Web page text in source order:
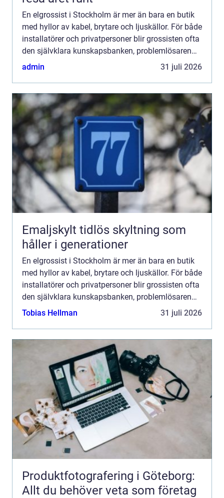
En elgrossist i Stockholm är mer än bara en butik
med hyllor av kabel, brytare och ljuskällor. För både
installatörer och privatpersoner blir grossisten ofta
den självklara kunskapsbanken, problemlösaren
och logistiknavet i vardagen. När kravet på en...
admin 31 juli 2026
Emaljskylt tidlös skyltning som
håller i generationer
En elgrossist i Stockholm är mer än bara en butik
med hyllor av kabel, brytare och ljuskällor. För både
installatörer och privatpersoner blir grossisten ofta
den självklara kunskapsbanken, problemlösaren
och logistiknavet i vardagen. När kravet på en...
Tobias Hellman 31 juli 2026
Produktfotografering i Göteborg:
Allt du behöver veta som företag